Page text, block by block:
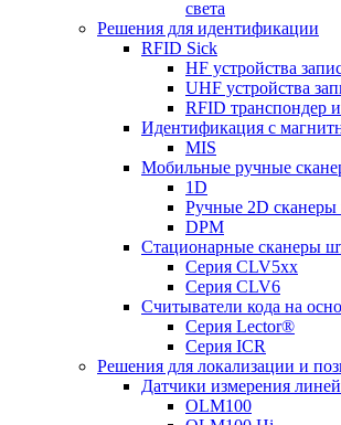
света
Решения для идентификации
RFID Sick
HF устройства
UHF устройства
RFID транспондер
Идентификация с
MIS
Мобильные ручные
1D
Ручные 2D сканеры
DPM
Стационарные сканеры
Серия CLV5xx
Серия CLV6
Считыватели кода на
Серия Lector®
Серия ICR
Решения для локализации и
Датчики измерения
OLM100